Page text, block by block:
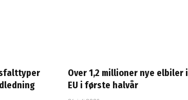
Over 1,2 millioner nye elbiler i
EU i første halvår